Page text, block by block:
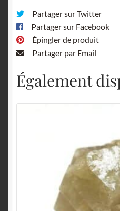
Partager sur Twitter
Partager sur Facebook
Épingler de produit
Partager par Email
Également